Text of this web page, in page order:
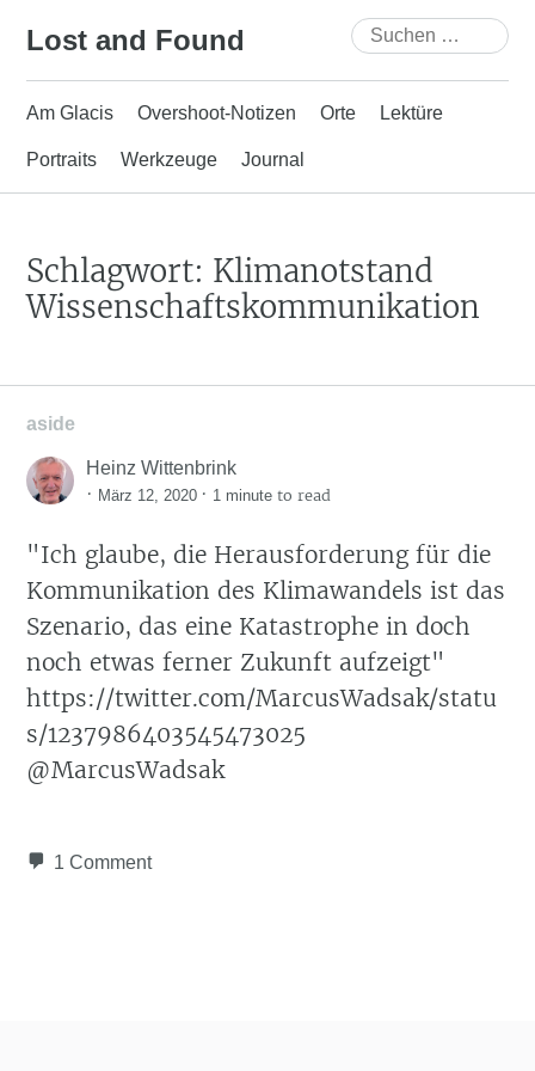
Lost and Found
Suchen
nach:
Am Glacis Overshoot-Notizen Orte Lektüre
Portraits Werkzeuge Journal
Schlagwort: Klimanotstand
Wissenschaftskommunikation
aside
Heinz Wittenbrink
· März 12, 2020 · 1 minute to read
"Ich glaube, die Herausforderung für die
Kommunikation des Klimawandels ist das
Szenario, das eine Katastrophe in doch
noch etwas ferner Zukunft aufzeigt"
https://twitter.com/MarcusWadsak/statu
s/1237986403545473025
@MarcusWadsak
1 Comment